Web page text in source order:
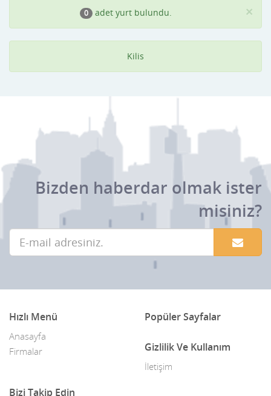
Kız Pansiyonları ×
0 adet yurt bulundu.
Kilis
Bizden haberdar olmak ister
misiniz?
Hızlı Menü
Anasayfa
Firmalar
Popüler Sayfalar
Gizlilik Ve Kullanım
İletişim
Bizi Takip Edin